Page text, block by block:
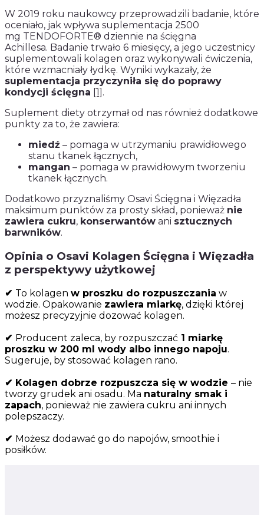
W 2019 roku naukowcy przeprowadzili badanie, które
oceniało, jak wpływa suplementacja 2500
mg TENDOFORTE® dziennie na ścięgna
Achillesa. Badanie trwało 6 miesięcy, a jego uczestnicy
suplementowali kolagen oraz wykonywali ćwiczenia,
które wzmacniały łydkę. Wyniki wykazały, że
suplementacja przyczyniła się do poprawy
kondycji ścięgna [1] .
Suplement diety otrzymał od nas również dodatkowe
punkty za to, że zawiera:
miedź – pomaga w utrzymaniu prawidłowego
stanu tkanek łącznych,
mangan – pomaga w prawidłowym tworzeniu
tkanek łącznych.
Dodatkowo przyznaliśmy Osavi Ścięgna i Więzadła
maksimum punktów za prosty skład, ponieważ nie
zawiera cukru, konserwantów ani sztucznych
barwników.
Opinia o Osavi Kolagen Ścięgna i Więzadła
z perspektywy użytkowej
✔ To kolagen w proszku do rozpuszczania w
wodzie. Opakowanie zawiera miarkę, dzięki której
możesz precyzyjnie dozować kolagen.
✔ Producent zaleca, by rozpuszczać 1 miarkę
proszku w 200 ml wody albo innego napoju.
Sugeruje, by stosować kolagen rano.
✔ Kolagen dobrze rozpuszcza się w wodzie – nie
tworzy grudek ani osadu. Ma naturalny smak i
zapach, ponieważ nie zawiera cukru ani innych
polepszaczy.
✔ Możesz dodawać go do napojów, smoothie i
posiłków.